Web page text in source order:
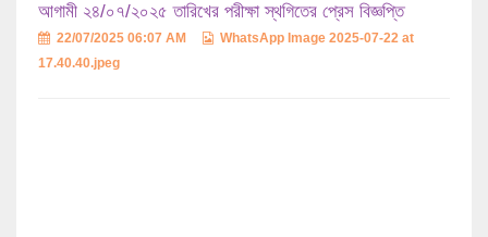
আগামী ২৪/০৭/২০২৫ তারিখের পরীক্ষা স্থগিতের প্রেস বিজ্ঞপ্তি
22/07/2025 06:07 AM
WhatsApp Image 2025-07-22 at
17.40.40.jpeg